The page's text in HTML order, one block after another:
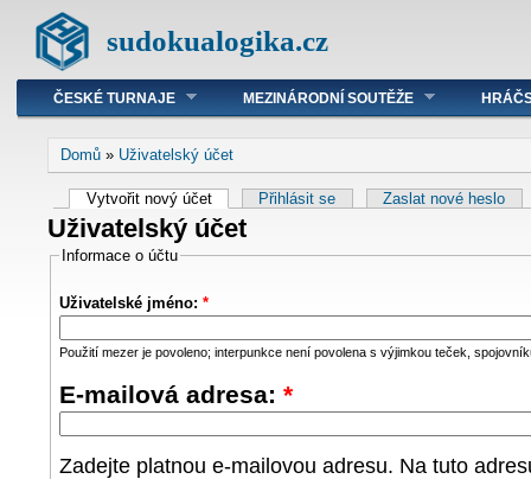
sudokualogika.cz
ČESKÉ TURNAJE MEZINÁRODNÍ SOUTĚŽE
Domů » Uživatelský účet
Vytvořit nový účet Přihlásit se Zaslat nové heslo
Uživatelský účet
Informace o účtu
Uživatelské jméno: *
Použití mezer je povoleno; interpunkce není povolena s výjimkou teček,
E-mailová adresa: *
Zadejte platnou e-mailovou adresu. Na tuto